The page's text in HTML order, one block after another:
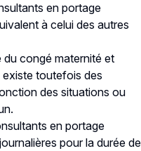
en portage
à celui des autres
du congé maternité et
toutefois des
des situations ou
en portage
pour la durée de